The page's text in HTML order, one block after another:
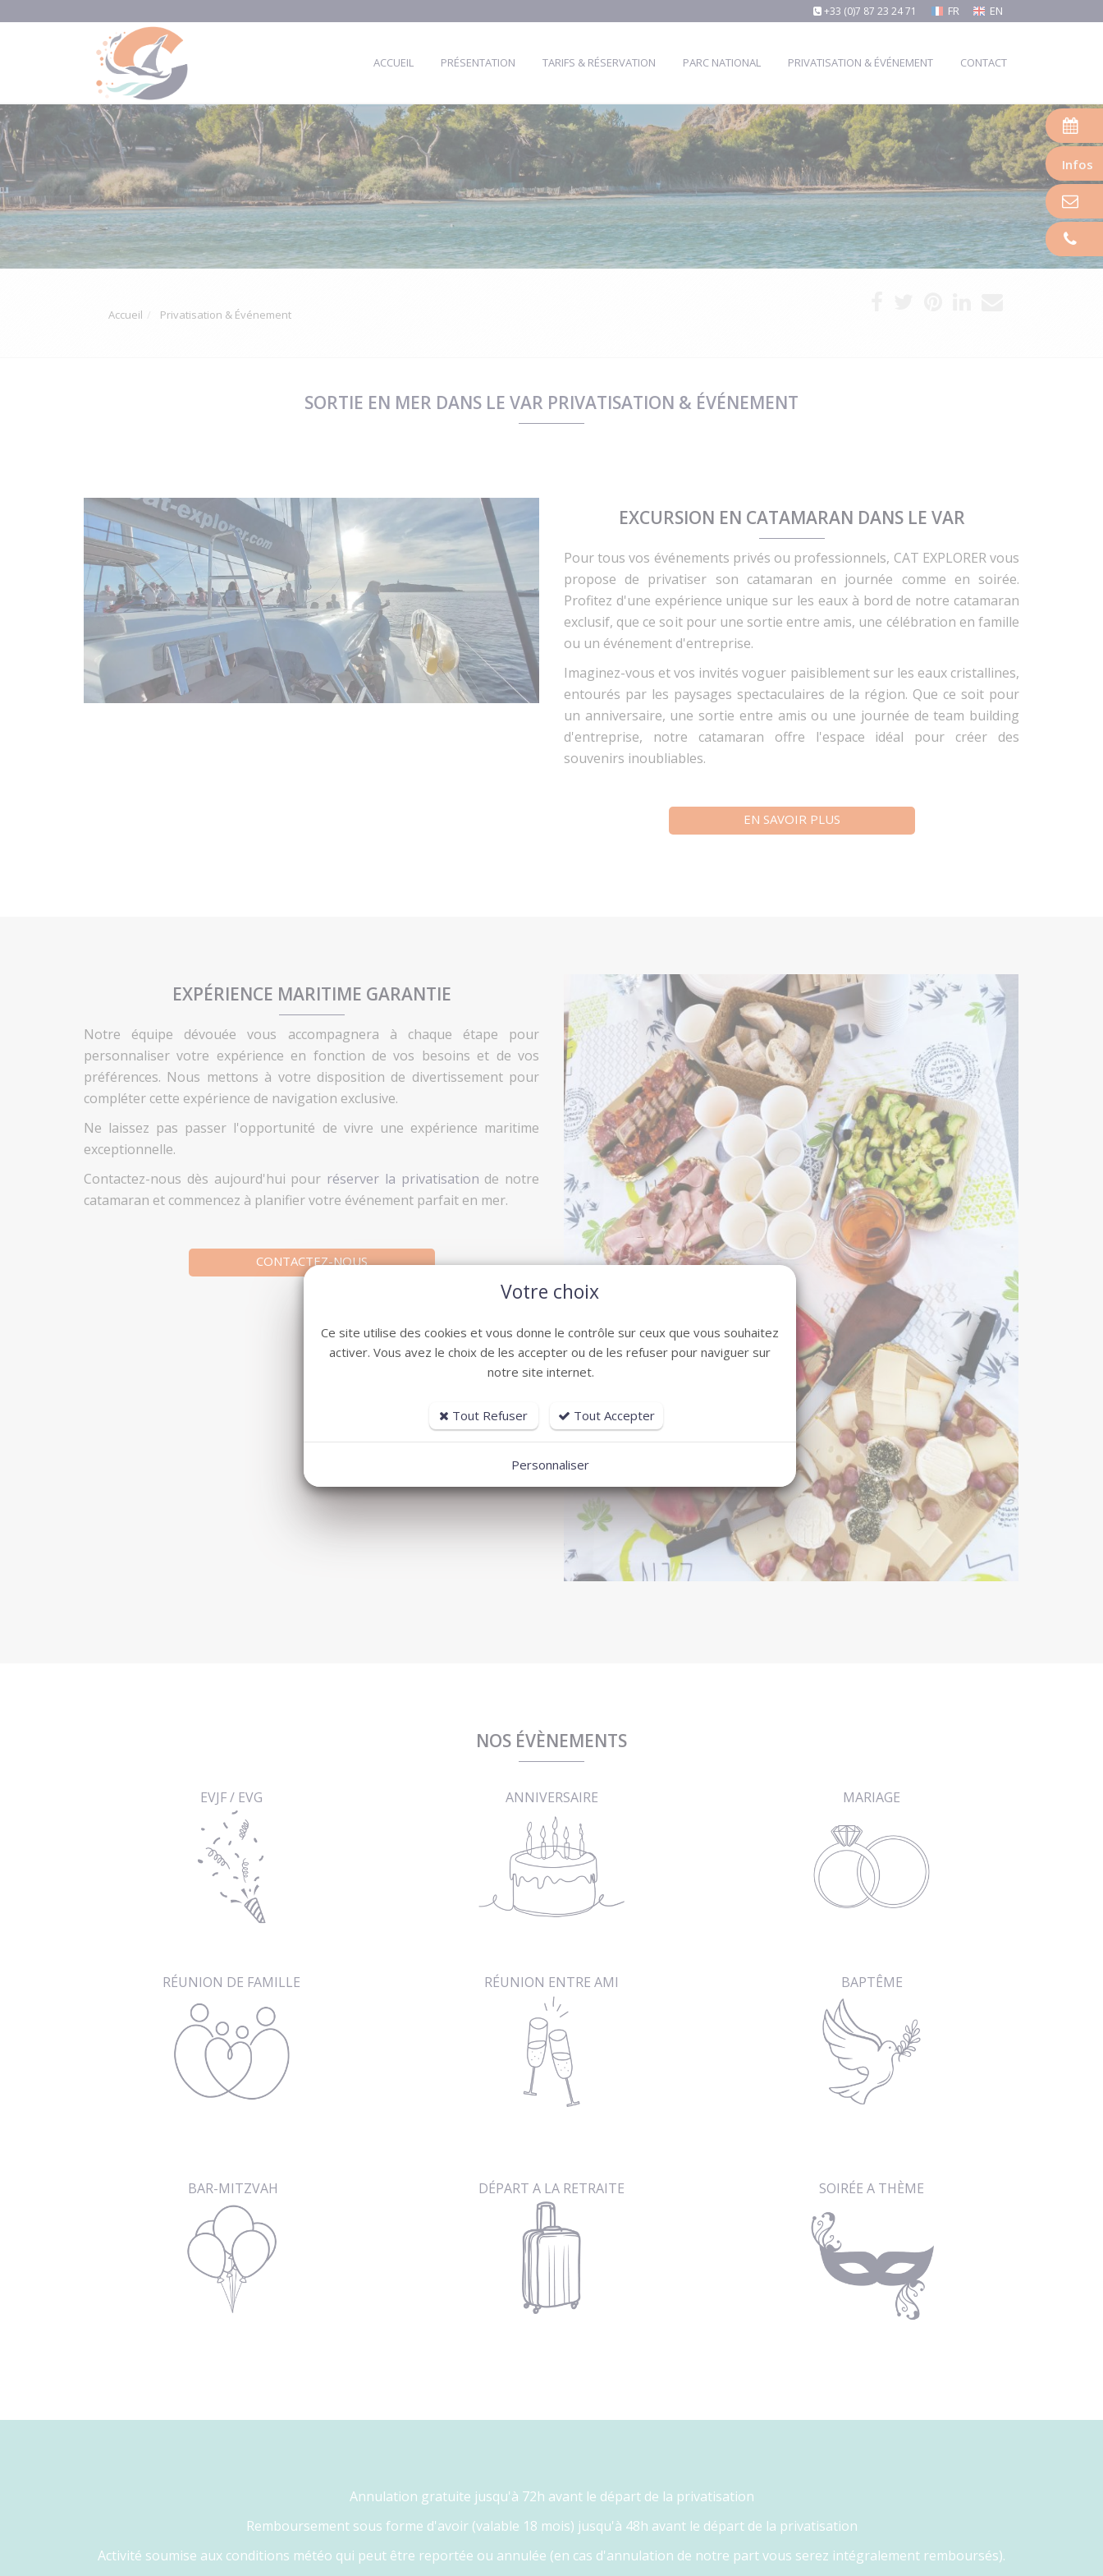
+33 (0)7 87 23 24 71 FR EN
ACCUEIL PRÉSENTATION TARIFS & RÉSERVATION PARC NATIONAL PRIVATISATION & ÉVÉNEMENT CONTACT
Accueil Privatisation & Événement
SORTIE EN MER DANS LE VAR PRIVATISATION & ÉVÉNEMENT
EXCURSION EN CATAMARAN DANS LE VAR
Pour tous vos événements privés ou professionnels, CAT EXPLORER vous
propose de privatiser son catamaran en journée comme en soirée.
Profitez d'une expérience unique sur les eaux à bord de notre catamaran
exclusif, que ce soit pour une sortie entre amis, une célébration en famille
ou un événement d'entreprise.
Imaginez-vous et vos invités voguer paisiblement sur les eaux cristallines,
entourés par les paysages spectaculaires de la région. Que ce soit pour
un anniversaire, une sortie entre amis ou une journée de team building
d'entreprise, notre catamaran offre l'espace idéal pour créer des
souvenirs inoubliables.
EN SAVOIR PLUS
EXPÉRIENCE MARITIME GARANTIE
Notre équipe dévouée vous accompagnera à chaque étape pour
personnaliser votre expérience en fonction de vos besoins et de vos
préférences. Nous mettons à votre disposition de divertissement pour
compléter cette expérience de navigation exclusive.
Ne laissez pas passer l'opportunité de vivre une expérience maritime
exceptionnelle.
Contactez-nous dès aujourd'hui pour réserver la privatisation de notre
catamaran et commencez à planifier votre événement parfait en mer.
CONTACTEZ-NOUS
NOS ÉVÈNEMENTS
EVJF / EVG ANNIVERSAIRE MARIAGE
RÉUNION DE FAMILLE RÉUNION ENTRE AMI BAPTÊME
BAR-MITZVAH DÉPART A LA RETRAITE SOIRÉE A THÈME
Annulation gratuite jusqu'à 72h avant le départ de la privatisation
Remboursement sous forme d'avoir (valable 18 mois) jusqu'à 48h avant le départ de la privatisation
Activité soumise aux conditions météo qui peut être reportée ou annulée (en cas d'annulation de notre part vous serez intégralement remboursés).
Infos
Votre choix
Ce site utilise des cookies et vous donne le contrôle sur ceux que vous souhaitez
activer. Vous avez le choix de les accepter ou de les refuser pour naviguer sur
notre site internet.
Tout Refuser Tout Accepter
Personnaliser